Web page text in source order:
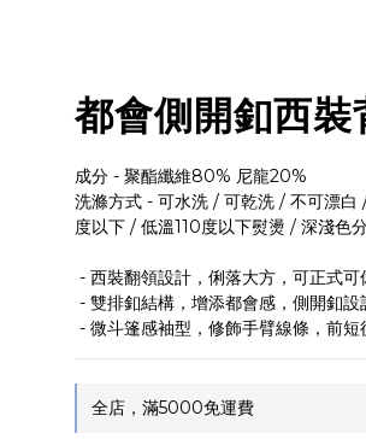
都會側開釦西
成分 - 聚酯纖維80% 尼龍20%
洗滌方式 - 可水洗 / 可乾洗 / 不可漂
度以下 / 低溫110度以下熨燙 / 深淺色
- 西裝翻領設計，俐落大方，可正式可
- 雙排釦結構，增添都會感，側開釦
- 微斗篷感袖型，修飾手臂線條，前
全店，滿5000免運費